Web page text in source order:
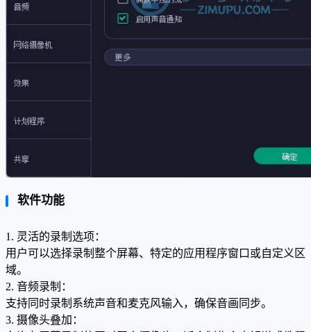
软件功能
1. 灵活的录制选项：
用户可以选择录制整个屏幕、特定的应用程序窗口或自定义区
域。
2. 音频录制：
支持同时录制系统声音和麦克风输入，确保音画同步。
3. 摄像头叠加：